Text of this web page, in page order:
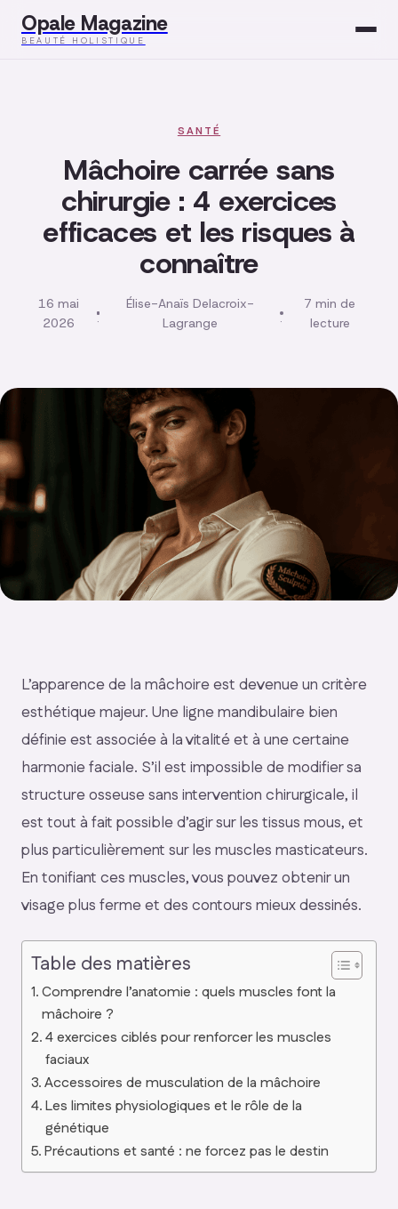
Opale Magazine
BEAUTÉ HOLISTIQUE
Développement
SANTÉ
Mâchoire carrée sans
chirurgie : 4 exercices
efficaces et les risques à
connaître
16 mai
2026
·
Élise-Anaïs Delacroix-
Lagrange
·
7 min de
lecture
L’apparence de la mâchoire est devenue un critère
esthétique majeur. Une ligne mandibulaire bien
définie est associée à la vitalité et à une certaine
harmonie faciale. S’il est impossible de modifier sa
structure osseuse sans intervention chirurgicale, il
est tout à fait possible d’agir sur les tissus mous, et
plus particulièrement sur les muscles masticateurs.
En tonifiant ces muscles, vous pouvez obtenir un
visage plus ferme et des contours mieux dessinés.
Table des matières
Comprendre l’anatomie : quels muscles font la
mâchoire ?
4 exercices ciblés pour renforcer les muscles
faciaux
Accessoires de musculation de la mâchoire
Les limites physiologiques et le rôle de la
génétique
Précautions et santé : ne forcez pas le destin